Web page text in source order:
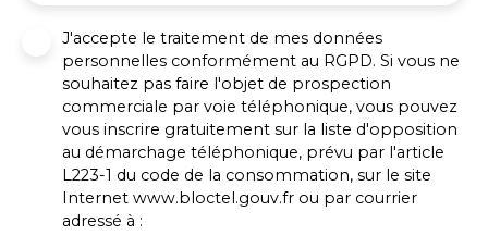
J'accepte le traitement de mes données
personnelles conformément au RGPD. Si vous ne
souhaitez pas faire l'objet de prospection
commerciale par voie téléphonique, vous pouvez
vous inscrire gratuitement sur la liste d'opposition
au démarchage téléphonique, prévu par l'article
L223-1 du code de la consommation, sur le site
Internet www.bloctel.gouv.fr ou par courrier
adressé à :